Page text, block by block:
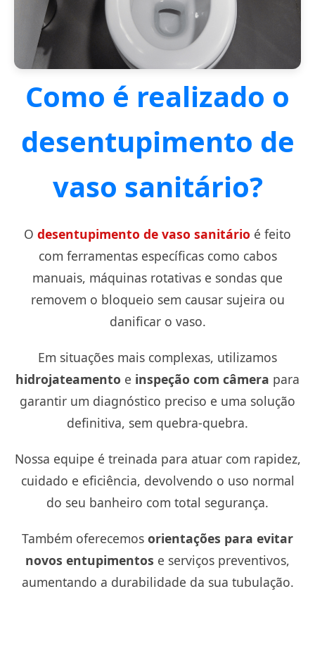
Como é realizado o
desentupimento de
vaso sanitário?
O desentupimento de vaso sanitário é feito
com ferramentas específicas como cabos
manuais, máquinas rotativas e sondas que
removem o bloqueio sem causar sujeira ou
danificar o vaso.
Em situações mais complexas, utilizamos
hidrojateamento e inspeção com câmera para
garantir um diagnóstico preciso e uma solução
definitiva, sem quebra-quebra.
Nossa equipe é treinada para atuar com rapidez,
cuidado e eficiência, devolvendo o uso normal
do seu banheiro com total segurança.
Também oferecemos orientações para evitar
novos entupimentos e serviços preventivos,
aumentando a durabilidade da sua tubulação.